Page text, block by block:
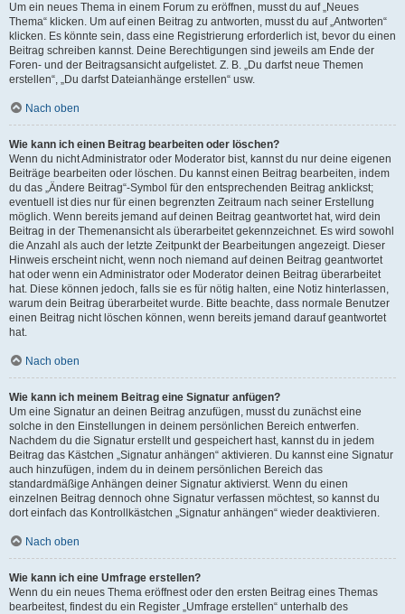
Um ein neues Thema in einem Forum zu eröffnen, musst du auf „Neues
Thema“ klicken. Um auf einen Beitrag zu antworten, musst du auf „Antworten“
klicken. Es könnte sein, dass eine Registrierung erforderlich ist, bevor du einen
Beitrag schreiben kannst. Deine Berechtigungen sind jeweils am Ende der
Foren- und der Beitragsansicht aufgelistet. Z. B. „Du darfst neue Themen
erstellen“, „Du darfst Dateianhänge erstellen“ usw.
Nach oben
Wie kann ich einen Beitrag bearbeiten oder löschen?
Wenn du nicht Administrator oder Moderator bist, kannst du nur deine eigenen
Beiträge bearbeiten oder löschen. Du kannst einen Beitrag bearbeiten, indem
du das „Ändere Beitrag“-Symbol für den entsprechenden Beitrag anklickst;
eventuell ist dies nur für einen begrenzten Zeitraum nach seiner Erstellung
möglich. Wenn bereits jemand auf deinen Beitrag geantwortet hat, wird dein
Beitrag in der Themenansicht als überarbeitet gekennzeichnet. Es wird sowohl
die Anzahl als auch der letzte Zeitpunkt der Bearbeitungen angezeigt. Dieser
Hinweis erscheint nicht, wenn noch niemand auf deinen Beitrag geantwortet
hat oder wenn ein Administrator oder Moderator deinen Beitrag überarbeitet
hat. Diese können jedoch, falls sie es für nötig halten, eine Notiz hinterlassen,
warum dein Beitrag überarbeitet wurde. Bitte beachte, dass normale Benutzer
einen Beitrag nicht löschen können, wenn bereits jemand darauf geantwortet
hat.
Nach oben
Wie kann ich meinem Beitrag eine Signatur anfügen?
Um eine Signatur an deinen Beitrag anzufügen, musst du zunächst eine
solche in den Einstellungen in deinem persönlichen Bereich entwerfen.
Nachdem du die Signatur erstellt und gespeichert hast, kannst du in jedem
Beitrag das Kästchen „Signatur anhängen“ aktivieren. Du kannst eine Signatur
auch hinzufügen, indem du in deinem persönlichen Bereich das
standardmäßige Anhängen deiner Signatur aktivierst. Wenn du einen
einzelnen Beitrag dennoch ohne Signatur verfassen möchtest, so kannst du
dort einfach das Kontrollkästchen „Signatur anhängen“ wieder deaktivieren.
Nach oben
Wie kann ich eine Umfrage erstellen?
Wenn du ein neues Thema eröffnest oder den ersten Beitrag eines Themas
bearbeitest, findest du ein Register „Umfrage erstellen“ unterhalb des